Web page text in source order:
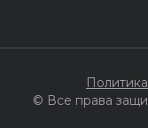
© Все права